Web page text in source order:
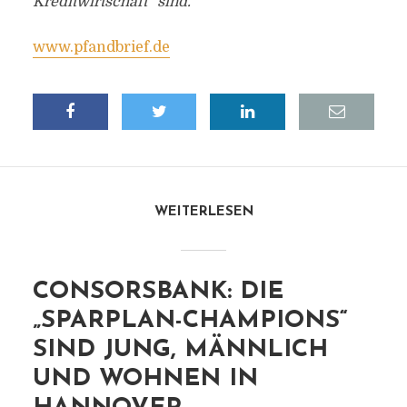
www.pfandbrief.de
WEITERLESEN
CONSORSBANK: DIE
„SPARPLAN-CHAMPIONS“
SIND JUNG, MÄNNLICH
UND WOHNEN IN